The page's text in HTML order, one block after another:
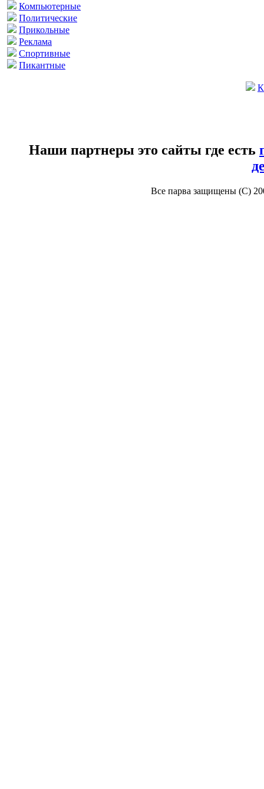
Компьютерные
Политические
Прикольные
Реклама
Спортивные
Пикантные
Наши партнеры это сайты где есть
Все парва защищены (С)